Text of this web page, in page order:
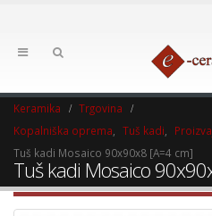
Keramika
Trgovina
Kopalniška oprema
Tuš kadi
Tuš kadi Mosaico 90x90x8 [A=4 cm]
Tuš kadi Mosaico